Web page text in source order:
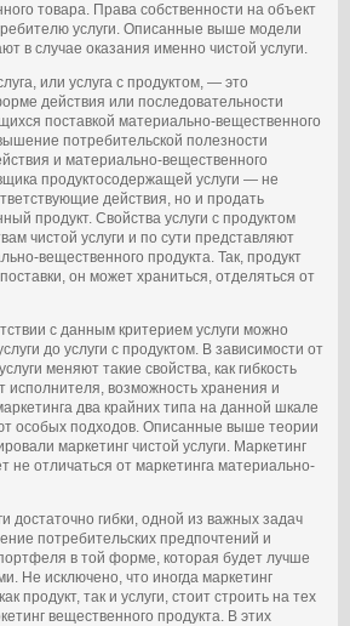
товара. Права собственности на объект
услуги. Описанные выше модели
в случае оказания именно чистой услуги.
или услуга с продуктом, — это
действия или последовательности
поставкой материально-вещественного
потребительской полезности
и материально-вещественного
продуктосодержащей услуги — не
действия, но и продать
продукт. Свойства услуги с продуктом
чистой услуги и по сути представляют
вещественного продукта. Так, продукт
он может храниться, отделяться от
с данным критерием услуги можно
до услуги с продуктом. В зависимости от
меняют такие свойства, как гибкость
исполнителя, возможность хранения и
два крайних типа на данной шкале
особых подходов. Описанные выше теории
маркетинг чистой услуги. Маркетинг
не отличаться от маркетинга материально-
достаточно гибки, одной из важных задач
потребительских предпочтений и
в той форме, которая будет лучше
Не исключено, что иногда маркетинг
продукт, так и услуги, стоит строить на тех
вещественного продукта. В этих